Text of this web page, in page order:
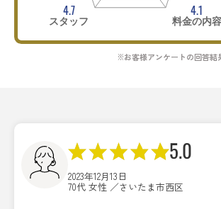
4.1
料金の内容
4.7
スタッフ
※お客様アンケートの回答結
5.0
2023年12月13日
70代 女性 ／さいたま市西区